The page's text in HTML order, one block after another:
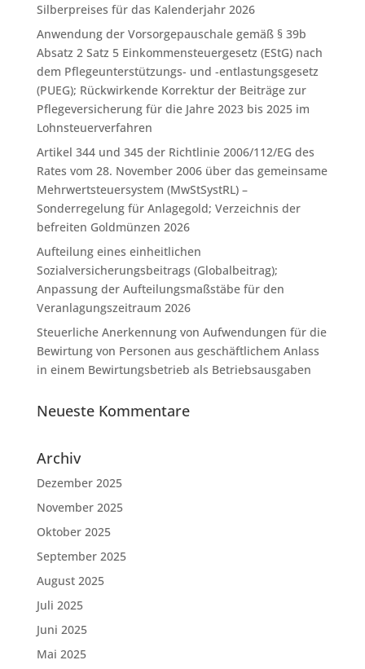
Silberpreises für das Kalenderjahr 2026
Anwendung der Vorsorgepauschale gemäß § 39b
Absatz 2 Satz 5 Einkommensteuergesetz (EStG) nach
dem Pflegeunterstützungs- und -entlastungsgesetz
(PUEG); Rückwirkende Korrektur der Beiträge zur
Pflegeversicherung für die Jahre 2023 bis 2025 im
Lohnsteuerverfahren
Artikel 344 und 345 der Richtlinie 2006/112/EG des
Rates vom 28. November 2006 über das gemeinsame
Mehrwertsteuersystem (MwStSystRL) –
Sonderregelung für Anlagegold; Verzeichnis der
befreiten Goldmünzen 2026
Aufteilung eines einheitlichen
Sozialversicherungsbeitrags (Globalbeitrag);
Anpassung der Aufteilungsmaßstäbe für den
Veranlagungszeitraum 2026
Steuerliche Anerkennung von Aufwendungen für die
Bewirtung von Personen aus geschäftlichem Anlass
in einem Bewirtungsbetrieb als Betriebsausgaben
Neueste Kommentare
Archiv
Dezember 2025
November 2025
Oktober 2025
September 2025
August 2025
Juli 2025
Juni 2025
Mai 2025